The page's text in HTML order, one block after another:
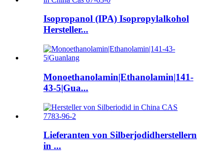
Isopropanol (IPA) Isopropylalkohol
Hersteller...
Monoethanolamin|Ethanolamin|141-
43-5|Gua...
Lieferanten von Silberjodidherstellern
in ...